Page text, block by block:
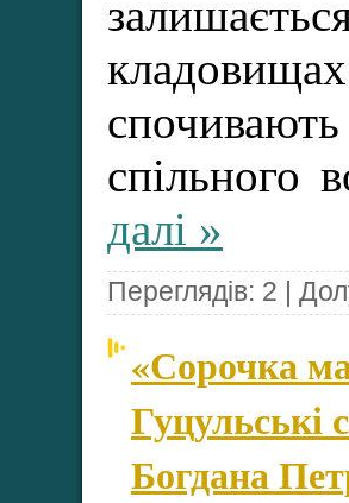
спільного
далі »
Переглядів: 2 |
«Сорочка
Гуцульські
Богдана